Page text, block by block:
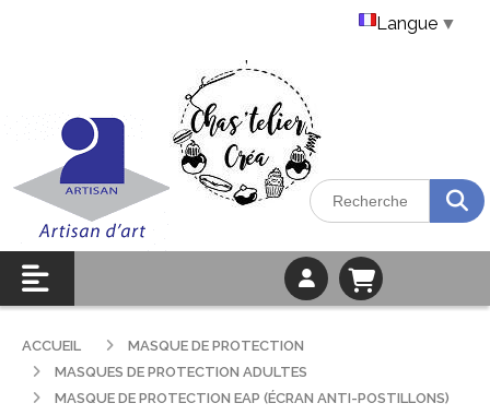
ACCUEIL
MASQUE DE PROTECTION
MASQUES DE PROTECTION ADULTES
MASQUE DE PROTECTION EAP (ÉCRAN ANTI-POSTILLONS)
Langue ▼